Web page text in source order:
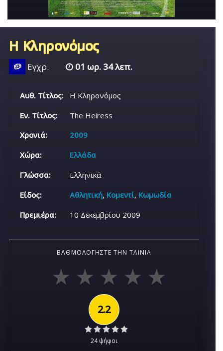
Η Κληρονόμος
🥔 Εγχρ. 01 ωρ. 34 λεπ.
Αυθ. Τίτλος:
Η Κληρονόμος
Εν. Τίτλος:
The Heiress
Χρονιά:
2009
Χώρα:
Ελλάδα
Γλώσσα:
Ελληνικά
Είδος:
Αθλητική, Κομεντί, Κωμωδία
Πρεμιέρα:
10 Δεκεμβρίου 2009
ΒΑΘΜΟΛΟΓΉΣΤΕ ΤΗΝ ΤΑΙΝΊΑ
2.2
24 ψήφοι